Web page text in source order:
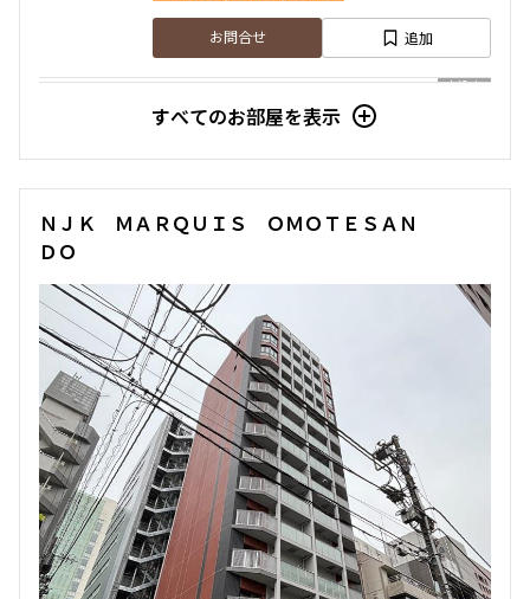
お問合せ 追加
申込有
162,000円
Studio25.06㎡
三井の賃貸 駅近 ペット可
お問合せ
新着 賃料改定
6階６０２
182,000円10,000円
すべてのお部屋を表示
ＮＪＫ ＭＡＲＱＵＩＳ ＯＭＯＴＥＳＡＮ
ＤＯ